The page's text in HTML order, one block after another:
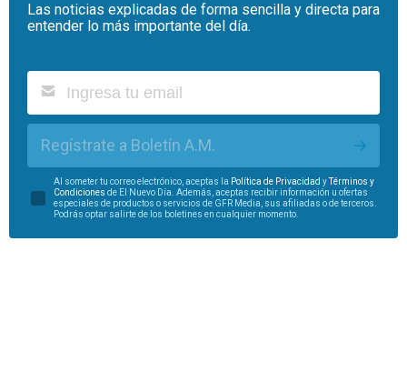
Las noticias explicadas de forma sencilla y directa para
entender lo más importante del día.
Regístrate a Boletín A.M.
Al someter tu correo electrónico, aceptas la Política de Privacidad yTérminos y
Condiciones de El Nuevo Día. Además, aceptas recibir información u ofertas
especiales de productos o servicios de GFR Media, sus afiliadas o de terceros.
Podrás optar salirte de los boletines en cualquier momento.